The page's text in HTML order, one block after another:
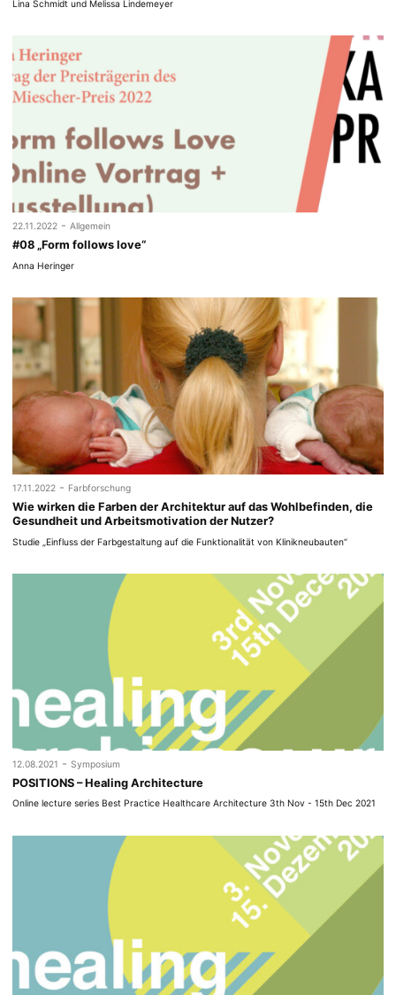
Lina Schmidt und Melissa Lindemeyer
22.11.2022 - Allgemein
#08 „Form follows love“
Anna Heringer
17.11.2022 - Farbforschung
Wie wirken die Farben der Architektur auf das Wohlbefinden, die
Gesundheit und Arbeitsmotivation der Nutzer?
Studie „Einfluss der Farbgestaltung auf die Funktionalität von Klinikneubauten“
12.08.2021 - Symposium
POSITIONS – Healing Architecture
Online lecture series Best Practice Healthcare Architecture 3th Nov - 15th Dec 2021